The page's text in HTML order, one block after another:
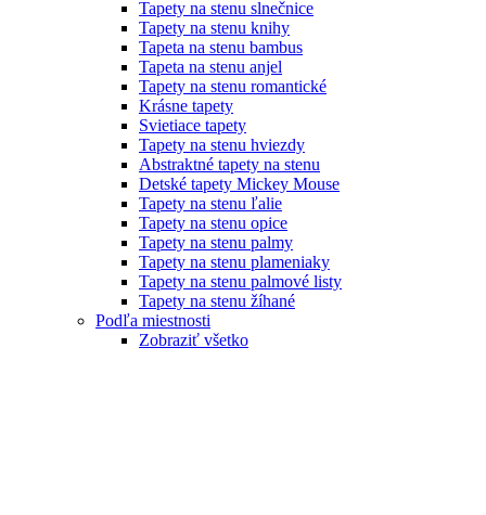
Tapety na stenu slnečnice
Tapety na stenu knihy
Tapeta na stenu bambus
Tapeta na stenu anjel
Tapety na stenu romantické
Krásne tapety
Svietiace tapety
Tapety na stenu hviezdy
Abstraktné tapety na stenu
Detské tapety Mickey Mouse
Tapety na stenu ľalie
Tapety na stenu opice
Tapety na stenu palmy
Tapety na stenu plameniaky
Tapety na stenu palmové listy
Tapety na stenu žíhané
Podľa miestnosti
Zobraziť všetko